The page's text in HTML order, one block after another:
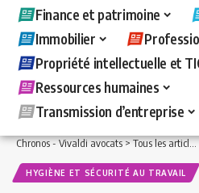
Finance et patrimoine
Immobilier
Propriété intellectuelle et
Ressources humaines
Transmission d’entreprise
Chronos - Vivaldi avocats>Tous les articles
HYGIÈNE ET SÉCURITÉ AU TRAVAIL